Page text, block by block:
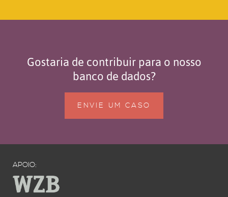
Gostaria de contribuir para o nosso
banco de dados?
ENVIE UM CASO
APOIO: